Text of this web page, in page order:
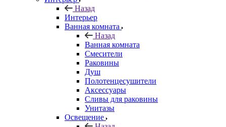
Назад
Интерьер
Ванная комната
Назад
Ванная комната
Смесители
Раковины
Душ
Полотенцесушители
Аксессуары
Сливы для раковины
Унитазы
Освещение